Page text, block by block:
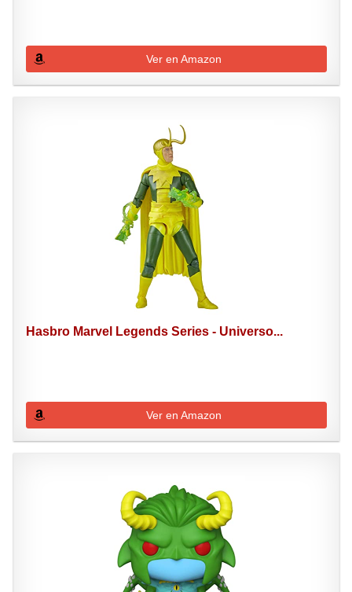
Ver en Amazon
Hasbro Marvel Legends Series - Universo...
Ver en Amazon